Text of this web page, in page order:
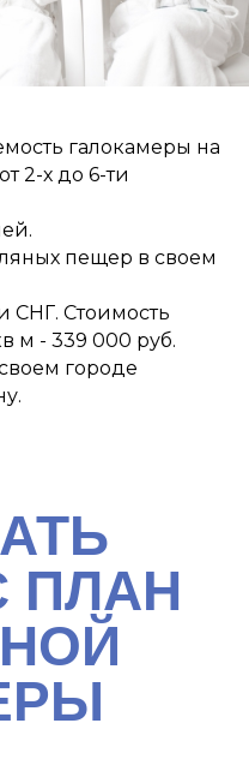
галокамеры на
2-х до 6-ти
пещер в своем
СНГ. Стоимость
м - 339 000 руб.
городе
ПЛАН